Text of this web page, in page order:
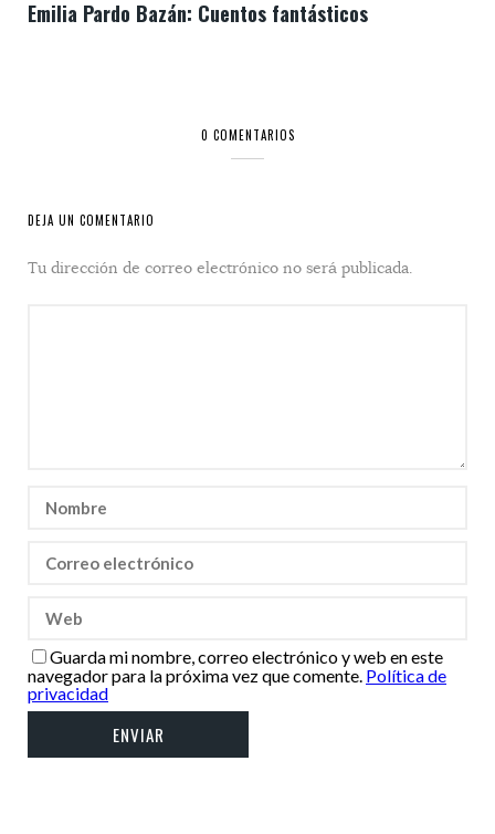
Emilia Pardo Bazán: Cuentos fantásticos
0 COMENTARIOS
DEJA UN COMENTARIO
Tu dirección de correo electrónico no será publicada.
Guarda mi nombre, correo electrónico y web en este
navegador para la próxima vez que comente. Política de
privacidad